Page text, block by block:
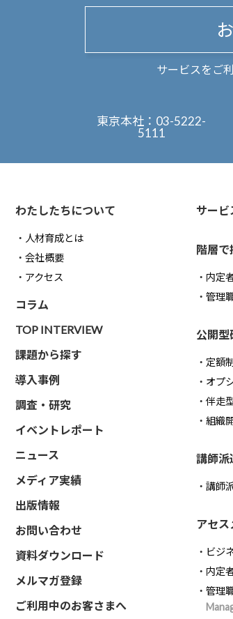
サービスをご
東京本社： 03-5222-
5111
わたしたちについて
人材育成とは
会社概要
アクセス
コラム
TOP INTERVIEW
課題から探す
導入事例
調査・研究
イベントレポート
ニュース
メディア実績
出版情報
お問い合わせ
資料ダウンロード
メルマガ登録
ご利用中のお客さまへ
サービ
階層で
内定
管理
公開型
定額
オプ
伴走
組織
講師派
講師
アセ
ビジ
内定
管理